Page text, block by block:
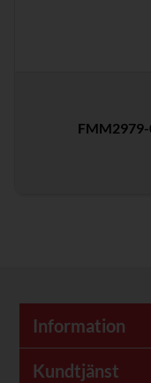
FMM2979-
Information
Kundtjänst